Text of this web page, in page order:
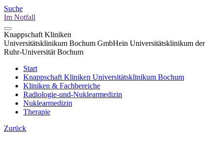
Suche
Im Notfall
Knappschaft Kliniken
Universitätsklinikum Bochum GmbHein Universitätsklinikum der
Ruhr-Universität Bochum
Start
Knappschaft Kliniken Universitätsklinikum Bochum
Kliniken & Fachbereiche
Radiologie-und-Nuklearmedizin
Nuklearmedizin
Therapie
Zurück